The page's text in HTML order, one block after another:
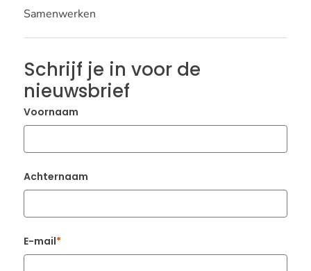
Samenwerken
Schrijf je in voor de
nieuwsbrief
Voornaam
Achternaam
E-mail